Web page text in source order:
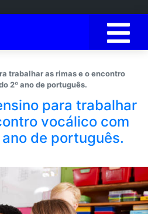
trabalhar as rimas e o encontro
2º ano de português.
para trabalhar
vocálico com
de português.